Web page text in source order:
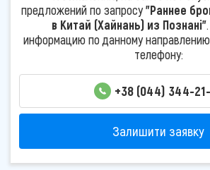
предложений по запросу"Раннее
в Китай (Хайнань) из Познані"
информацию по данному
телефону:
+38 (044) 344-
Залишити заявку